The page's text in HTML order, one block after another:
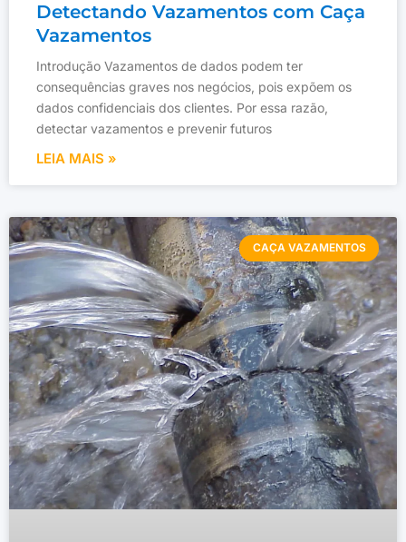
Detectando Vazamentos com Caça
Vazamentos
Introdução Vazamentos de dados podem ter
consequências graves nos negócios, pois expõem os
dados confidenciais dos clientes. Por essa razão,
detectar vazamentos e prevenir futuros
LEIA MAIS »
CAÇA VAZAMENTOS